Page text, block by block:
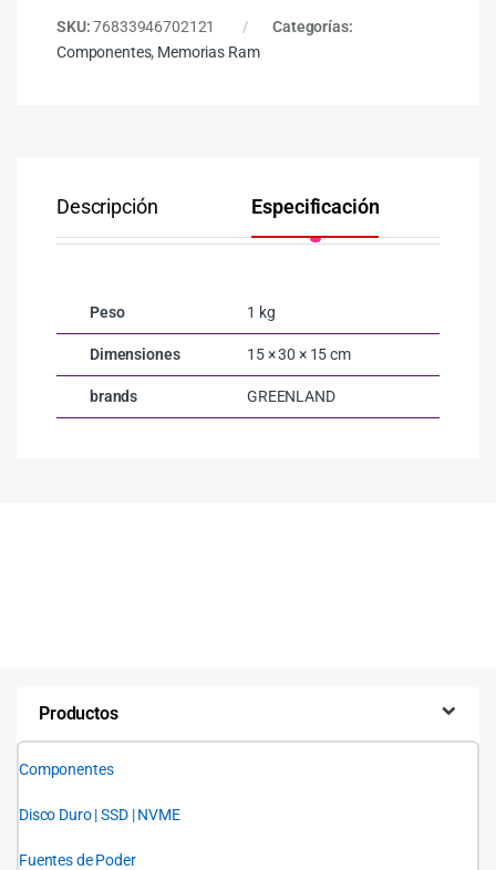
SKU:76833946702121
Categorías:
Componentes, Memorias Ram
Descripción Especificación
Peso 1 kg
Dimensiones 15 × 30 × 15 cm
brands GREENLAND
Productos
Componentes
Disco Duro | SSD | NVME
Fuentes de Poder